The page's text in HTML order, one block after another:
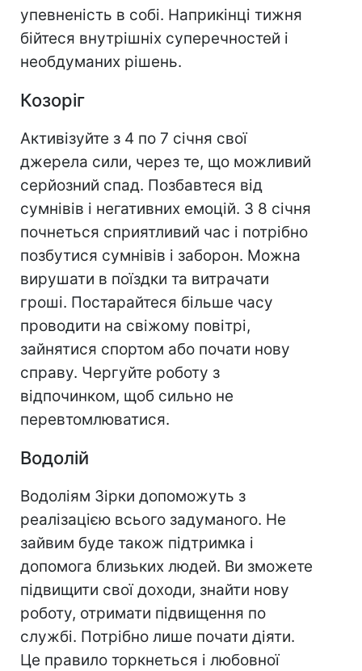
упевненість в собі. Наприкінці тижня
бійтеся внутрішніх суперечностей і
необдуманих рішень.
Козоріг
Активізуйте з 4 по 7 січня свої
джерела сили, через те, що можливий
серйозний спад. Позбавтеся від
сумнівів і негативних емоцій. З 8 січня
почнеться сприятливий час і потрібно
позбутися сумнівів і заборон. Можна
вирушати в поїздки та витрачати
гроші. Постарайтеся більше часу
проводити на свіжому повітрі,
зайнятися спортом або почати нову
справу. Чергуйте роботу з
відпочинком, щоб сильно не
перевтомлюватися.
Водолій
Водоліям Зірки допоможуть з
реалізацією всього задуманого. Не
зайвим буде також підтримка і
допомога близьких людей. Ви зможете
підвищити свої доходи, знайти нову
роботу, отримати підвищення по
службі. Потрібно лише почати діяти.
Це правило торкнеться і любовної